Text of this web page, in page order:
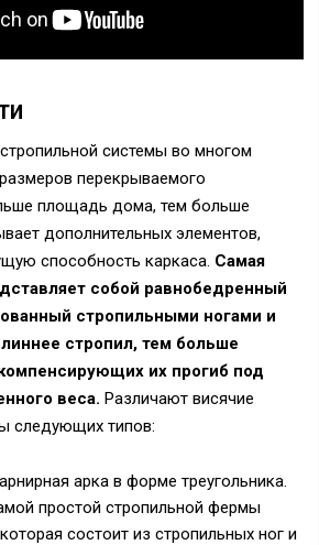
системы во многом
перекрываемого
площадь дома, тем больше
дополнительных элементов,
способность каркаса. Самая
собой равнобедренный
стропильными ногами и
стропил, тем больше
их прогиб под
веса. Различают висячие
следующих типов:
арка в форме треугольника.
простой стропильной фермы
состоит из стропильных ног и